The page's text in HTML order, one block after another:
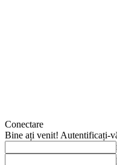
Conectare
Bine ați venit! Autentificați-